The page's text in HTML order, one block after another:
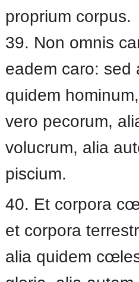
proprium corpus.
39. Non omnis
eadem caro: sed
quidem
vero pecorum,
volucrum, alia
piscium.
40. Et corpora
et corpora
alia quidem